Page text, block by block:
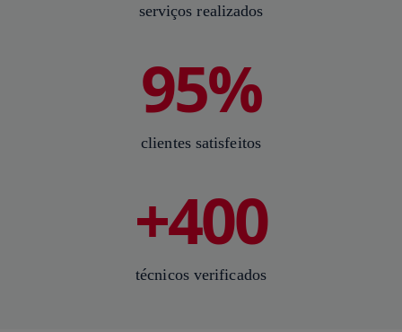
serviços realizados
95%
clientes satisfeitos
+400
técnicos verificados